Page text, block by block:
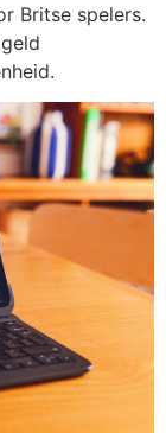
Britse spelers.